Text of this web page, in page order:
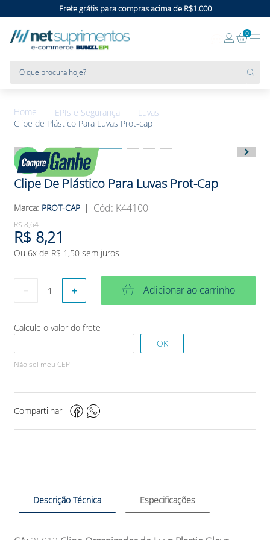
Frete grátis para compras acima de R$1.000
0
EPIs e Segurança
Luvas
Clipe de Plástico Para Luvas Prot-cap
5%
OFF
Clipe De Plástico Para Luvas Prot-Cap
PROT-CAP : K44100
R$8,64
R$ 8,21
Ou 6x de R$ 1 ,50 sem juros
＋ Adicionar ao carrinho
Não sei meu CEP
Compartilhar
Descrição Técnica Especificações